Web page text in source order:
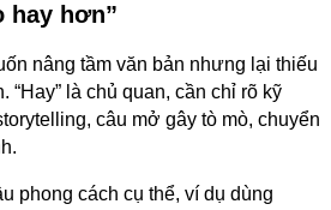
hay hơn”
nâng tầm văn bản nhưng lại thiếu
là chủ quan, cần chỉ rõ kỹ
câu mở gây tò mò, chuyển
phong cách cụ thể, ví dụ dùng